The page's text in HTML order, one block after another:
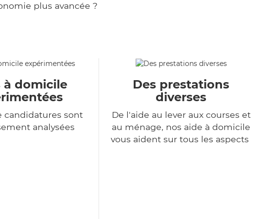
plus avancée ?
à domicile
candidatures sont
analysées
Des prestations
diverses
De l'aide au lever aux courses et
au ménage, nos aide à domicile
vous aident sur tous les aspects